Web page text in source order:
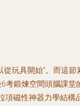
玩具開始”。而這節
考鍛煉空間頭腦課堂
項磁性神器力學結